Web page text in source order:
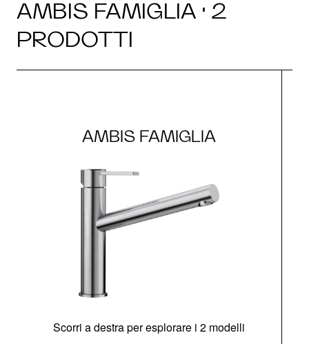
AMBIS FAMIGLIA · 2
PRODOTTI
AMBIS FAMIGLIA
Scorri a destra per esplorare i 2 modelli